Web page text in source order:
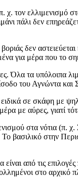
χ. τον ελλιμενισμό
πάλι δεν
δεν
για μέρα που το
Όλα τα υπόλοιπα
του Αγνώντα και
ειδικά σε σκάφη με
με αύρες, γιατί
στα νότια
Το βασιλικό στην
από τις
στο αρχικό